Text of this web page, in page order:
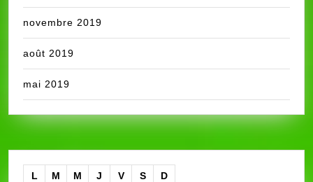
novembre 2019
août 2019
mai 2019
L M M J V S D